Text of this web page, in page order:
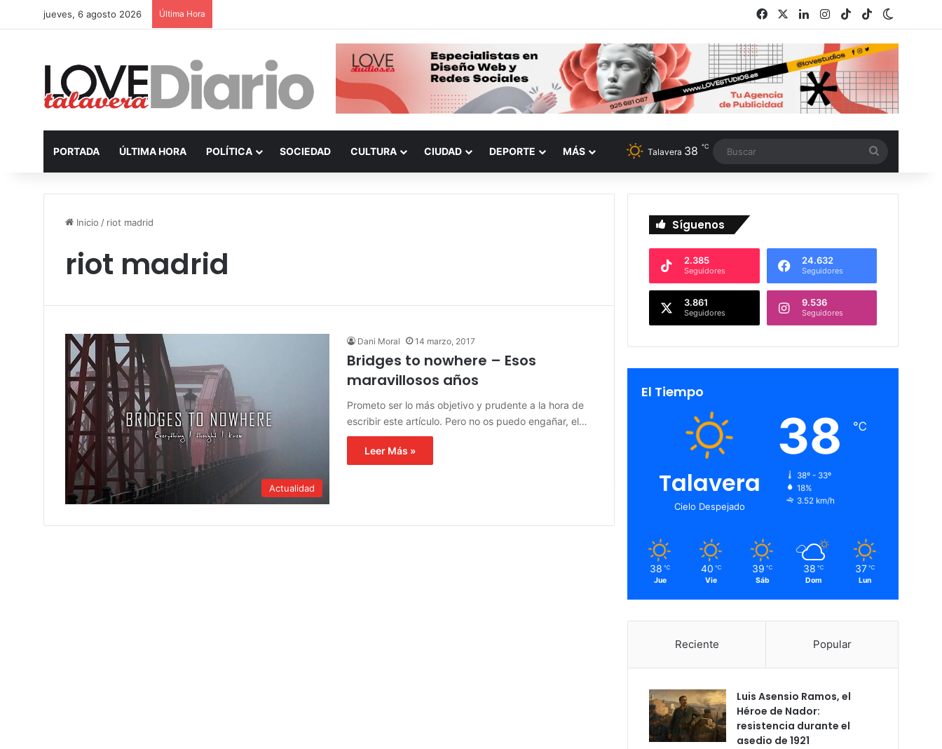
jueves, 6 agosto 2026 Última Hora Facebook LinkedInInstagram
TikTokRSS
PORTADA ÚLTIMA HORA POLÍTICA SOCIEDAD CULTURA CIUDAD DEPORTE MÁS Talavera 38 ℃
Inicio / riot madrid
riot madrid
Actualidad
Dani Moral 14 marzo, 2017
Bridges to nowhere – Esos
maravillosos años
Prometo ser lo más objetivo y prudente a la hora de
escribir este artículo. Pero no os puedo engañar, el…
Leer Más »
Síguenos
2.385
Seguidores
24.632
Seguidores
3.861
Seguidores
9.536
Seguidores
El Tiempo
Talavera
Cielo Despejado
38 ℃
38º - 33º
18%
3.52 km/h
38 ℃
Jue
40 ℃
Vie
39 ℃
Sáb
38 ℃
Dom
37 ℃
Lun
Reciente Popular
Luis Asensio Ramos, el
Héroe de Nador:
resistencia durante el
asedio de 1921